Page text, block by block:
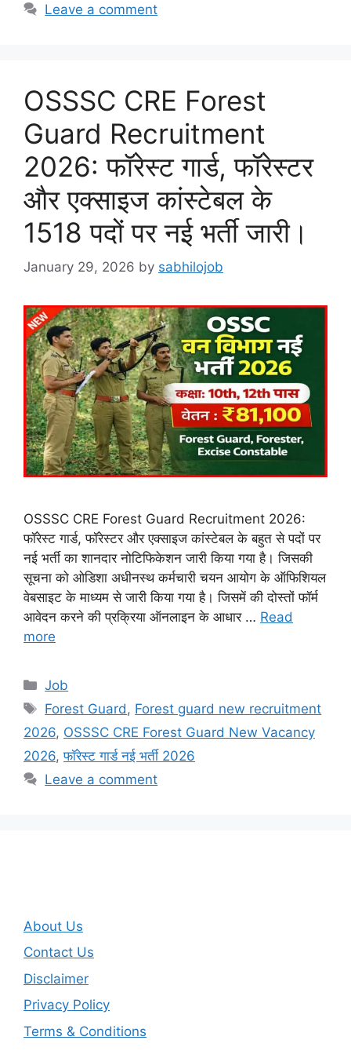
Leave a comment
OSSSC CRE Forest
Guard Recruitment
2026: फॉरेस्ट गार्ड, फॉरेस्टर
और एक्साइज कांस्टेबल के
1518 पदों पर नई भर्ती जारी।
January 29, 2026 by sabhilojob
OSSSC CRE Forest Guard Recruitment 2026:
फॉरेस्ट गार्ड, फॉरेस्टर और एक्साइज कांस्टेबल के बहुत से पदों पर
नई भर्ती का शानदार नोटिफिकेशन जारी किया गया है। जिसकी
सूचना को ओडिशा अधीनस्थ कर्मचारी चयन आयोग के ऑफिशियल
वेबसाइट के माध्यम से जारी किया गया है। जिसमें की दोस्तों फॉर्म
आवेदन करने की प्रक्रिया ऑनलाइन के आधार … Read
more
Categories
Job
Tags
Forest Guard , Forest guard new recruitment
2026, OSSSC CRE Forest Guard New Vacancy
2026,फॉरेस्ट गार्ड नई भर्ती 2026
Leave a comment
About Us
Contact Us
Disclaimer
Privacy Policy
Terms & Conditions